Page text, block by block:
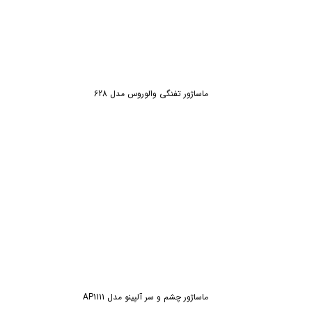
ماساژور تفنگی والوروس مدل 628
ماساژور چشم و سر آلپینو مدل AP1111